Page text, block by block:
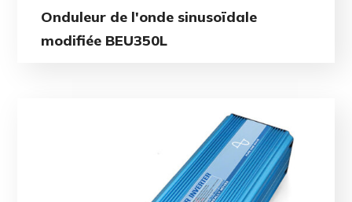
Onduleur de l'onde sinusoïdale
modifiée BEU350L